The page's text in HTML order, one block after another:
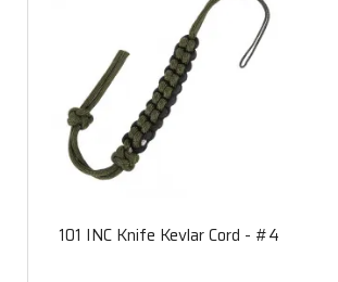
101 INC Knife Kevlar Cord - #4